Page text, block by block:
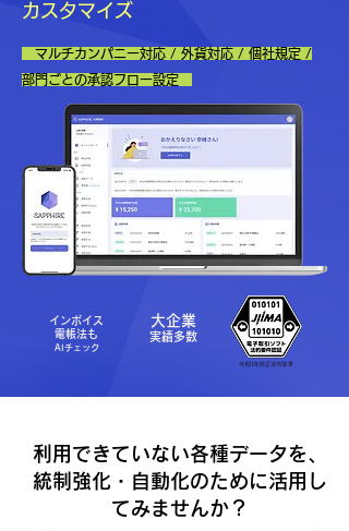
カスタマイズ
マルチカンパニー対応 / 外貨対応 / 個社規定 /
部門ごとの承認フロー設定
インボイス
​電帳法も
​AIチェック
大企業
実績多数
利用できていない各種データを、
統制強化・自動化のために活用し
てみませんか？